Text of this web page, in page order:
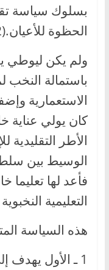
بسلوك سياسة
الحظوة للأعيان.(12)
ولم يكن ليوطي
باستمالة
الاستعمارية
كان يولي عناية
الأطر التقليدية
الوسيط بين
فأعد لها تعليما
التعليمية
هذه السياسة
1 ـ الأول